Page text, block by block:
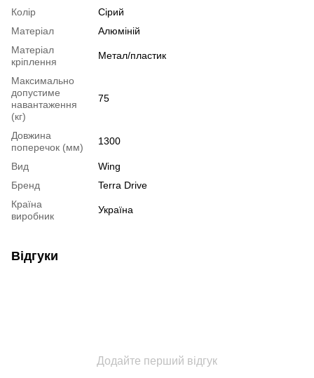
Колір
Сірий
Матеріал
Алюміній
Матеріал
кріплення
Метал/пластик
Максимально
допустиме
навантаження
(кг)
75
Довжина
поперечок (мм)
1300
Вид
Wing
Бренд
Terra Drive
Країна
виробник
Україна
Відгуки
Додайте перший відгук